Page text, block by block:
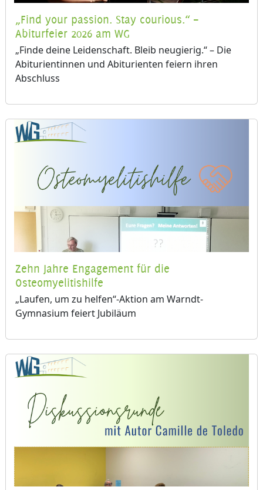
„Find your passion. Stay courious.“ –
Abiturfeier 2026 am WG
„Finde deine Leidenschaft. Bleib neugierig.“ – Die
Abiturientinnen und Abiturienten feiern ihren
Abschluss
Zehn Jahre Engagement für die
Osteomyelitishilfe
„Laufen, um zu helfen“-Aktion am Warndt-
Gymnasium feiert Jubiläum